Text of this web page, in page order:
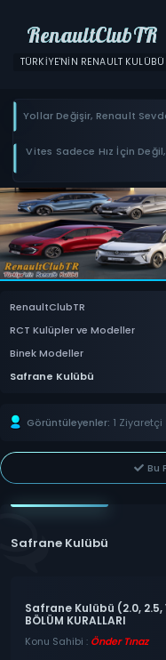
RenaultClubTR
TÜRKIYE'NIN RENAULT KULÜBÜ
Yollar Değişir, Renault
Vites Sadece Hız İçin
RenaultClubTR
RCT Kulüpler ve Modeller
Binek Modeller
Safrane Kulübü
Görüntüleyenler: 1 Ziyaretçi
Bu
Safrane Kulübü
Safrane Kulübü (2.0,
BÖLÜM KURALLARI
Konu Sahibi : Önder Tınaz